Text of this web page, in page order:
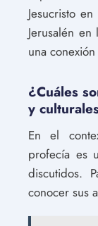
Jesucristo
Jerusalén
una
¿Cuáles
y
En el
profecía es
discutidos.
conocer sus